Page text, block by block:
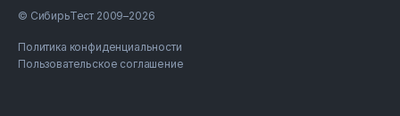
© СибирьТест 2009–2026
Политика конфиденциальности
Пользовательское соглашение